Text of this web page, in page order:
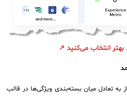
بهتر انتخاب می‌کنید ↗
به تعادل میان بسته‌بندی ویژگی‌ها در قالب
فاکتور